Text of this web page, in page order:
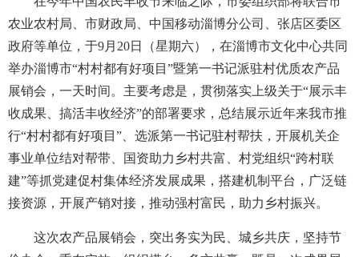
农业农村局、市财政局、中国移动淄博分公司、张店区委区
政府等单位，于9月20日（星期六），在淄博市文化中心共同
举办淄博市“村村都有好项目”暨第一书记派驻村优质农产品
展销会，一天时间。主要考虑是，贯彻落实上级关于“展示丰
收成果、搞活丰收经济”的部署要求，总结展示近年来我市推
行“村村都有好项目”、选派第一书记驻村帮扶，开展机关企
事业单位结对帮带、国资助力乡村共富、村党组织“跨村联
建”等抓党建促村集体经济发展成果，搭建机制平台，广泛链
接资源，开展产销对接，推动强村富民，助力乡村振兴。
这次农产品展销会，突出务实为民、城乡共庆，坚持节